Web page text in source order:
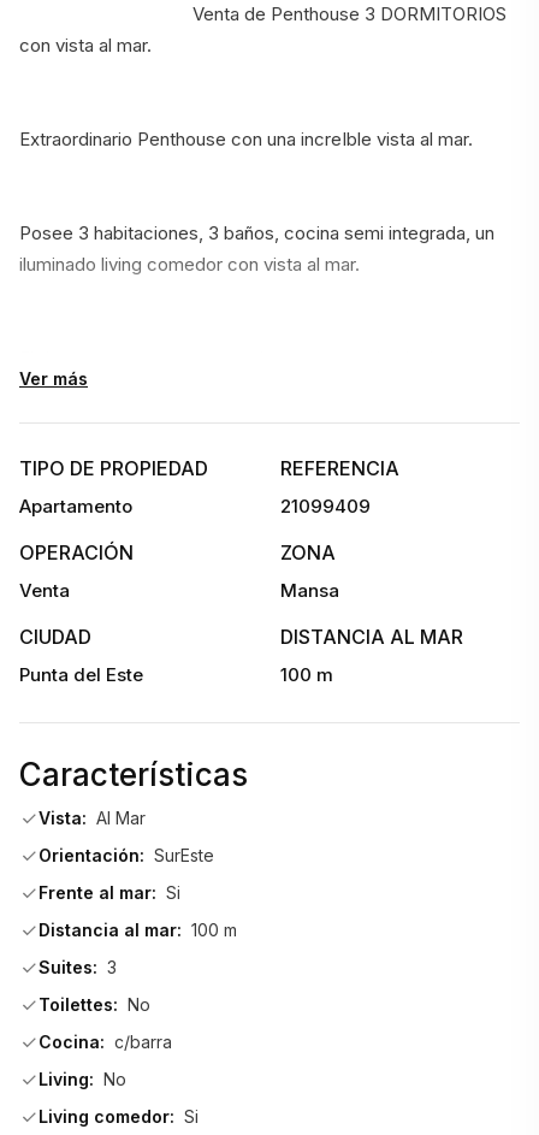
con vista al mar.
Extraordinario Penthouse con una increIble vista al mar.
Posee 3 habitaciones, 3 baños, cocina semi integrada, un
iluminado living comedor con vista al mar.
parrillero con vista a la playa mansa.
Cuenta con servicio de mucama, vigilancia 24hs y acceso a
todos los amenities de Veramansa.
Ver más
TIPO DE PROPIEDAD
Apartamento
REFERENCIA
21099409
OPERACIÓN
Venta
ZONA
Mansa
CIUDAD
Punta del Este
DISTANCIA AL MAR
100 m
Características
Vista: Al Mar
Orientación: SurEste
Frente al mar: Si
Distancia al mar: 100 m
Suites: 3
Toilettes: No
Cocina: c/barra
Living: No
Living comedor: Si